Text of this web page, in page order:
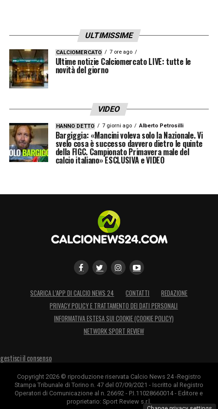
elaborare gli eventi. Sono ancora
completamente concentrato sul lavoro. Ma
ovviamente sono consapevole che è stata la
mia ultima partita
LA PLAYLIST DELLE NOSTRE TOP NEWS
ULTIMISSIME
CALCIOMERCATO 7 ore ago
Ultime notizie Calciomercato LIVE: tutte le
novità del giorno
VIDEO
HANNO DETTO 7 giorni ago Alberto Petrosilli
Bargiggia: «Mancini voleva solo la Nazionale. Vi
svelo cosa è successo davvero dietro le quinte
della FIGC. Campionato Primavera male del
calcio italiano» ESCLUSIVA e VIDEO
SCARICA L’APP DI CALCIO NEWS 24 CONTATTI
REDAZIONE
PRIVACY POLICY E TRATTAMENTO DEI DATI PERSONALI
INFORMATIVA ESTESA SUI COOKIE (COOKIE POLICY)
NETWORK SPORT REVIEW
gestisci il consenso
Copyright 2026 © riproduzione riservata Calcio News 24 -Registro
Stampa Tribunale di Torino n. 47 del 07/09/2021 - Iscritto al Registro
Operatori di Comunicazione al n. 26692 - P.I.11028660014 - Editore e
proprietario: Sport Review s.r.l.